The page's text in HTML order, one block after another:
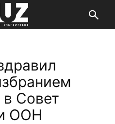
Совет
ООН